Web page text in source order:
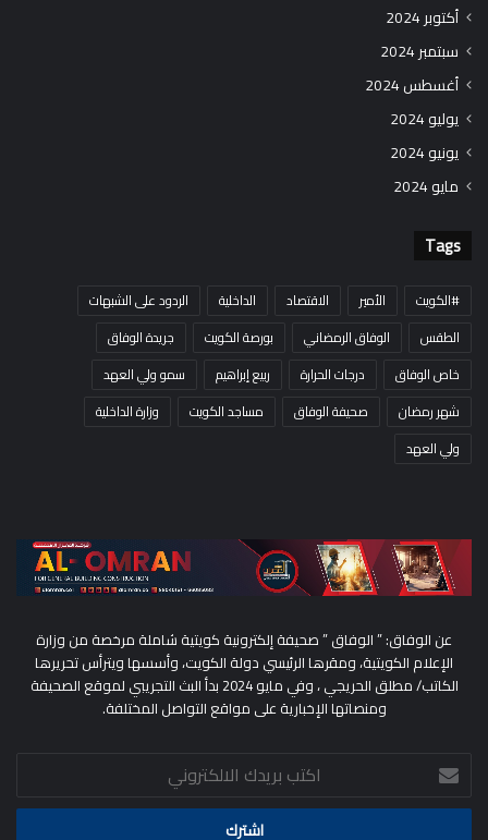
أكتوبر 2024
سبتمبر 2024
أغسطس 2024
يوليو 2024
يونيو 2024
مايو 2024
Tags
#الكويت الأمير الاقتصاد الداخلية
الردود على الشبهات
الطقس
الوفاق الرمضاني بورصة الكويت
جريدة الوفاق
خاص الوفاق
درجات الحرارة ربيع إبراهيم
سمو ولي العهد
شهر رمضان
صحيفة الوفاق مساجد الكويت
وزارة الداخلية
ولي العهد
عن الوفاق: ” الوفاق ” صحيفة إلكترونية كويتية شاملة مرخصة من وزارة
الإعلام الكويتية، ومقرها الرئيسي دولة الكويت، وأسسها ويترأس تحريرها
الكاتب/ مطلق الحريجي ، وفي مايو 2024 بدأ البث التجريبي لموقع الصحيفة
ومنصاتها الإخبارية على مواقع التواصل المختلفة.
اكتب
بريدك
الالكتروني